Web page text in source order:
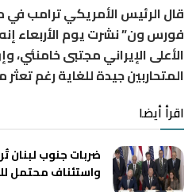
قال الرئيس الأمريكي ترامب في
فورس ون” نشرت يوم الأربعاء
الأعلى الإيراني مجتبى خامنئي،
المتحاربين جيدة للغاية رغم
اقرأ أيضا
ضربات جنوب لبنان
واستئناف محتمل